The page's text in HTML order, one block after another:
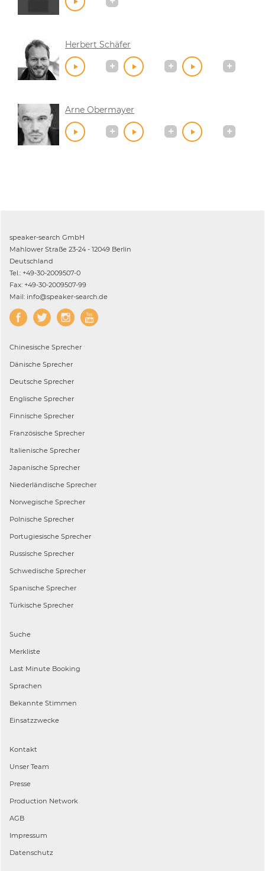
Herbert Schäfer
Arne Obermayer
speaker-search GmbH
Mahlower Straße 23-24 - 12049 Berlin
Deutschland
Tel.: +49-30-2009507-0
Fax: +49-30-2009507-99
Mail: info@speaker-search.de
Chinesische Sprecher
Dänische Sprecher
Deutsche Sprecher
Englische Sprecher
Finnische Sprecher
Französische Sprecher
Italienische Sprecher
Japanische Sprecher
Niederländische Sprecher
Norwegische Sprecher
Polnische Sprecher
Portugiesische Sprecher
Russische Sprecher
Schwedische Sprecher
Spanische Sprecher
Türkische Sprecher
Suche
Merkliste
Last Minute Booking
Sprachen
Bekannte Stimmen
Einsatzzwecke
Kontakt
Unser Team
Presse
Production Network
AGB
Impressum
Datenschutz